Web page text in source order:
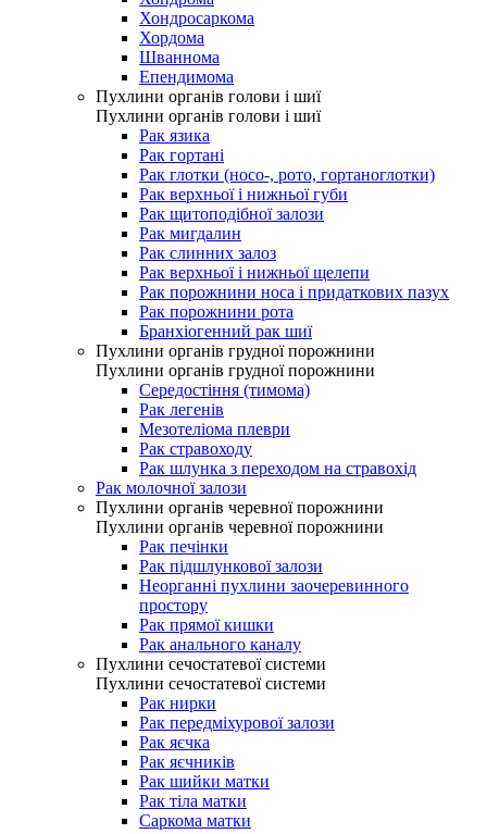
Хондросаркома
Хордома
Шваннома
Епендимома
Пухлини органів голови і шиї
Пухлини органів голови і шиї
Рак язика
Рак гортані
Рак глотки (носо-, рото, гортаноглотки)
Рак верхньої і нижньої губи
Рак щитоподібної залози
Рак мигдалин
Рак слинних залоз
Рак верхньої і нижньої щелепи
Рак порожнини носа і придаткових пазух
Рак порожнини рота
Бранхіогенний рак шиї
Пухлини органів грудної порожнини
Пухлини органів грудної порожнини
Середостіння (тимома)
Рак легенів
Мезотеліома плеври
Рак стравоходу
Рак шлунка з переходом на стравохід
Рак молочної залози
Пухлини органів черевної порожнини
Пухлини органів черевної порожнини
Рак печінки
Рак підшлункової залози
Неорганні пухлини заочеревинного
простору
Рак прямої кишки
Рак анального каналу
Пухлини сечостатевої системи
Пухлини сечостатевої системи
Рак нирки
Рак передміхурової залози
Рак яєчка
Рак яєчників
Рак шийки матки
Рак тіла матки
Саркома матки